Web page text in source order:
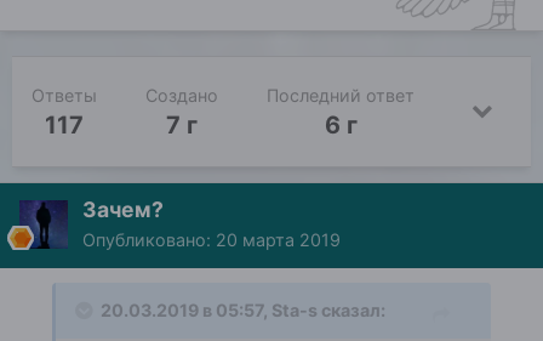
Ответы
117
Создано
7 г
Последний ответ
6 г
Зачем?
Опубликовано: 20 марта 2019
20.03.2019 в 05:57, Sta-s сказал: